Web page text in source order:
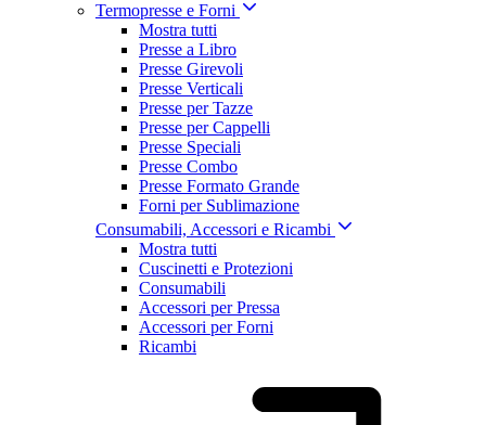
Termopresse e Forni
Mostra tutti
Presse a Libro
Presse Girevoli
Presse Verticali
Presse per Tazze
Presse per Cappelli
Presse Speciali
Presse Combo
Presse Formato Grande
Forni per Sublimazione
Consumabili, Accessori e Ricambi
Mostra tutti
Cuscinetti e Protezioni
Consumabili
Accessori per Pressa
Accessori per Forni
Ricambi